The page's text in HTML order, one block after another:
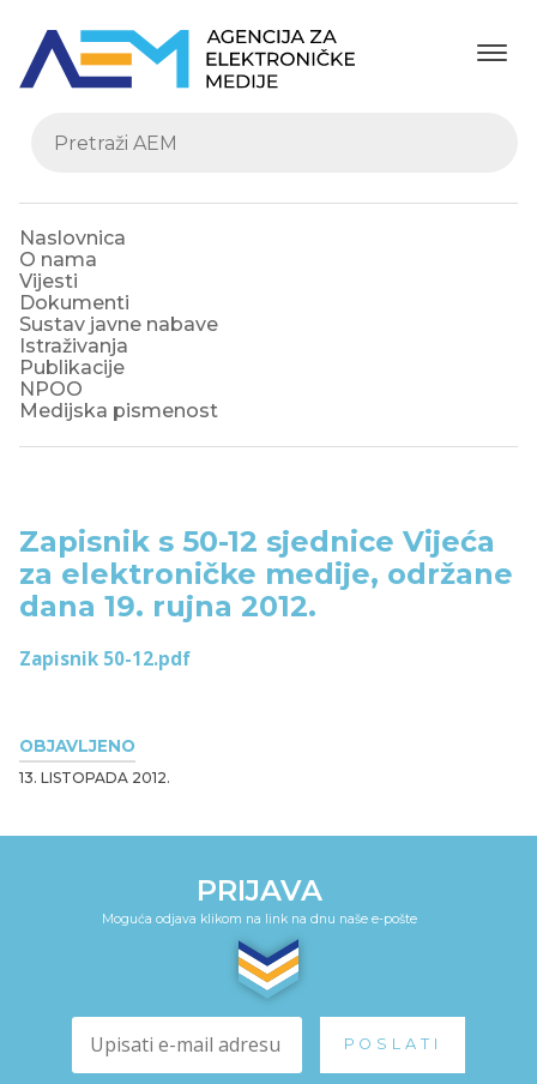
Naslovnica
O nama
Vijesti
Dokumenti
Sustav javne nabave
Istraživanja
Publikacije
NPOO
Medijska pismenost
OBJAVLJENO
13. LISTOPADA 2012.
Zapisnik s 50-12 sjednice Vijeća
za elektroničke medije, održane
dana 19. rujna 2012.
Zapisnik 50-12.pdf
PRIJAVA
Moguća odjava klikom na link na dnu naše e-pošte